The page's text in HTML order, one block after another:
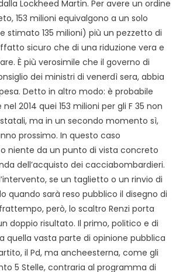
Lockheed Martin. Per avere un ordine
153 milioni equivalgono a un solo
stimato 135 milioni) più un pezzetto di
sicuro che di una riduzione vera e
È più verosimile che il governo di
dei ministri di venerdì sera, abbia
Detto in altro modo: è probabile
2014 quei 153 milioni per gli F 35 non
ma in un secondo momento sì,
prossimo. In questo caso
niente da un punto di vista concreto
dell’acquisto dei cacciabombardieri.
l’intervento, se un taglietto o un rinvio di
quando sarà reso pubblico il disegno di
però, lo scaltro Renzi porta
doppio risultato. Il primo, politico e di
quella vasta parte di opinione pubblica
il Pd, ma ancheesterna, come gli
5 Stelle, contraria al programma di